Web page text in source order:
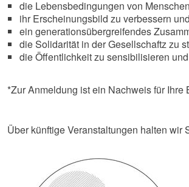
die Lebensbedingungen von
ihr Erscheinungsbild zu verbessern
ein generationsübergreifendes
die Solidarität in der Gesellschaftz zu
die Öffentlichkeit zu sensibilisieren
*Zur Anmeldung ist ein Nachweis für Ihre
Über künftige Veranstaltungen halten wir